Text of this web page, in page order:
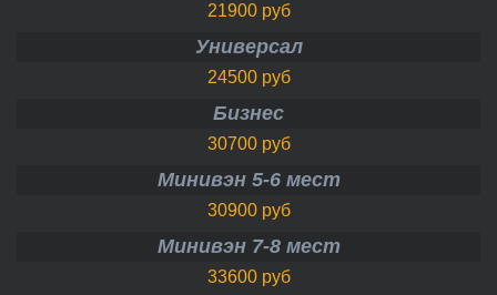
21900 руб
Универсал
24500 руб
Бизнес
30700 руб
Минивэн 5-6 мест
30900 руб
Минивэн 7-8 мест
33600 руб